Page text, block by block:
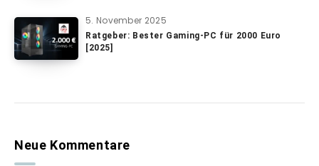
5. November 2025
Ratgeber: Bester Gaming-PC für 2000 Euro
[2025]
Neue Kommentare